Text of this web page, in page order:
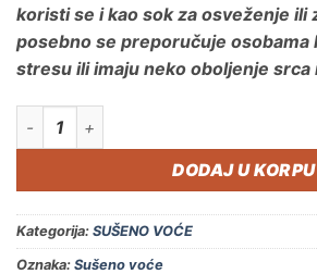
koristi se i kao sok za osveženje ili
posebno se preporučuje osobama
stresu ili imaju neko oboljenje srca
Brusnica 1kg. količina
DODAJ U KORPU
Kategorija: SUŠENO VOĆE
Oznaka: Sušeno voće